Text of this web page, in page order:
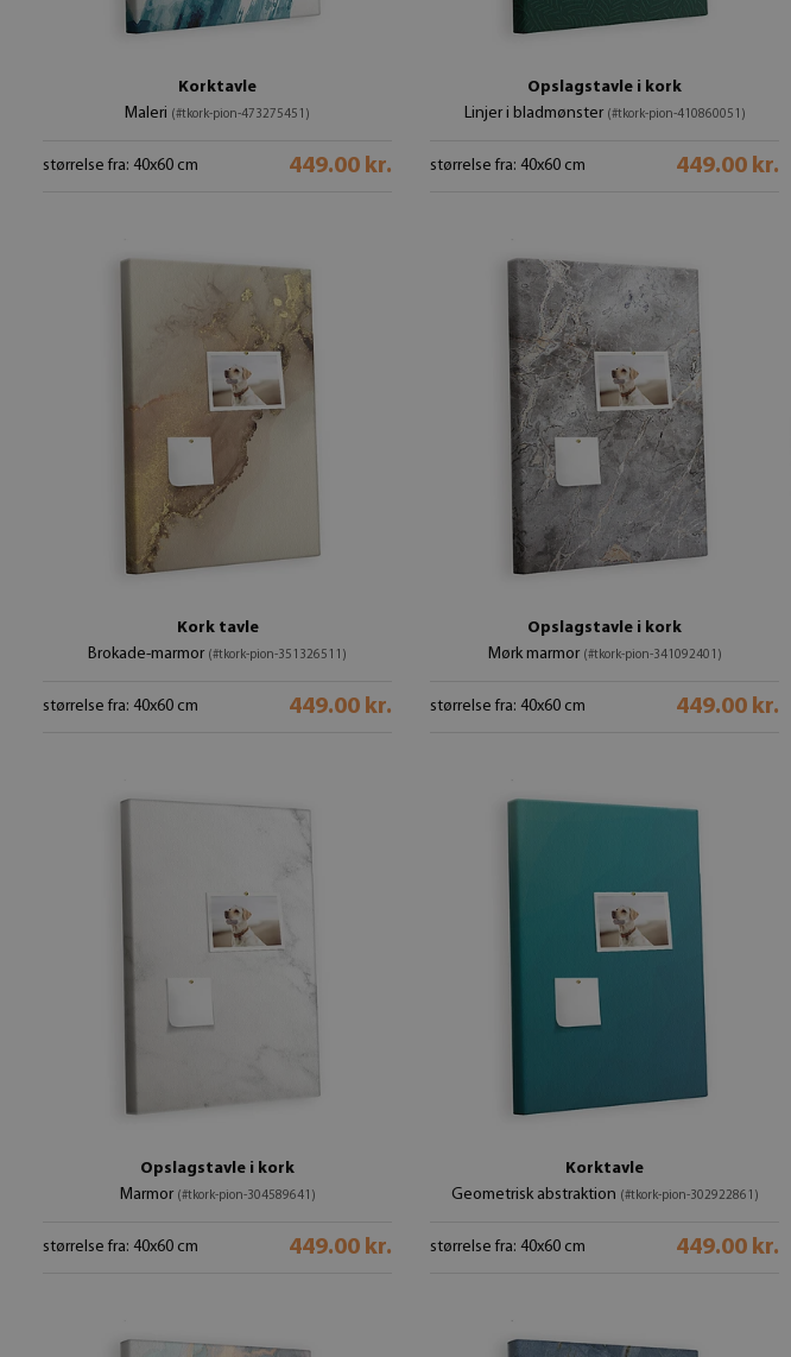
Korktavle
Maleri (#tkork-pion-473275451)
størrelse fra: 40x60 cm 449.00 kr.
Opslagstavle i kork
Linjer i bladmønster (#tkork-pion-410860051)
størrelse fra: 40x60 cm 449.00 kr.
Kork tavle
Brokade-marmor (#tkork-pion-351326511)
størrelse fra: 40x60 cm 449.00 kr.
Opslagstavle i kork
Mørk marmor (#tkork-pion-341092401)
størrelse fra: 40x60 cm 449.00 kr.
Opslagstavle i kork
Marmor (#tkork-pion-304589641)
størrelse fra: 40x60 cm 449.00 kr.
Korktavle
Geometrisk abstraktion (#tkork-pion-302922861)
størrelse fra: 40x60 cm 449.00 kr.